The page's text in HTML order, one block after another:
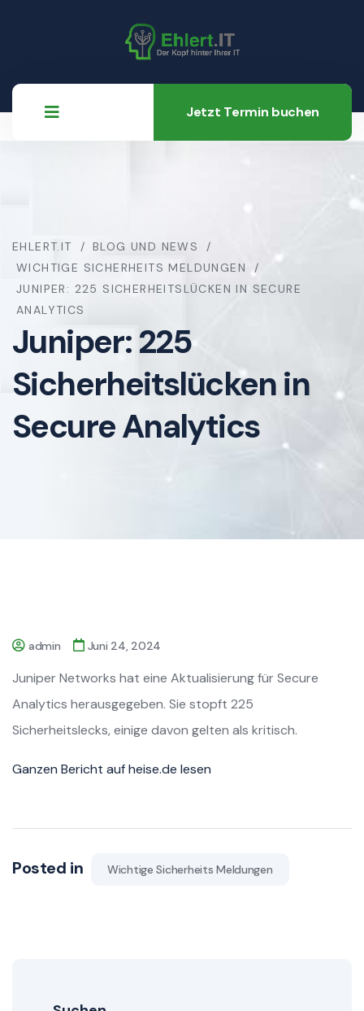
Jetzt Termin buchen
EHLERT.IT
BLOG UND NEWS
WICHTIGE SICHERHEITS MELDUNGEN
JUNIPER: 225 SICHERHEITSLÜCKEN IN SECURE
ANALYTICS
Juniper: 225
Sicherheitslücken in
Secure Analytics
admin Juni 24, 2024
Juniper Networks hat eine Aktualisierung für Secure
Analytics herausgegeben. Sie stopft 225
Sicherheitslecks, einige davon gelten als kritisch.
Ganzen Bericht auf heise.de lesen
Posted in Wichtige Sicherheits Meldungen